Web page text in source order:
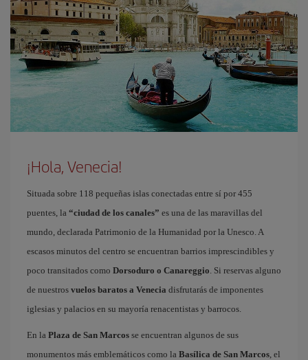
¡Hola, Venecia!
Situada sobre 118 pequeñas islas conectadas entre sí por 455
puentes, la “ciudad de los canales” es una de las maravillas del
mundo, declarada Patrimonio de la Humanidad por la Unesco. A
escasos minutos del centro se encuentran barrios imprescindibles y
poco transitados como Dorsoduro o Canareggio. Si reservas alguno
de nuestros vuelos baratos a Venecia disfrutarás de imponentes
iglesias y palacios en su mayoría renacentistas y barrocos.
En la Plaza de San Marcos se encuentran algunos de sus
monumentos más emblemáticos como la Basílica de San Marcos, el